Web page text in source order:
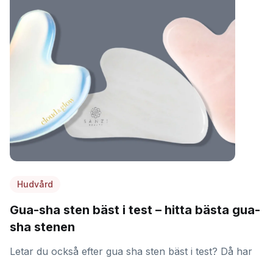
Hudvård
Gua-sha sten bäst i test – hitta bästa gua-
sha stenen
Letar du också efter gua sha sten bäst i test? Då har